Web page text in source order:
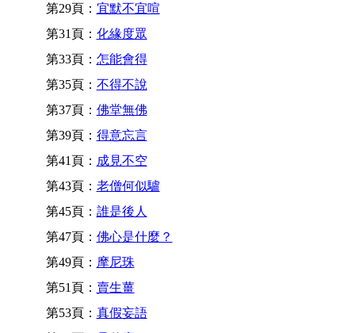
第29頁： 宜默不宜喧
第31頁： 化緣度眾
第33頁： 怎能會得
第35頁： 不得不說
第37頁： 佛堂無佛
第39頁： 得意忘言
第41頁： 成見不空
第43頁： 老僧何似驢
第45頁： 誰是後人
第47頁： 佛心是什麼？
第49頁： 摩尼珠
第51頁： 賣生薑
第53頁： 真假妄語